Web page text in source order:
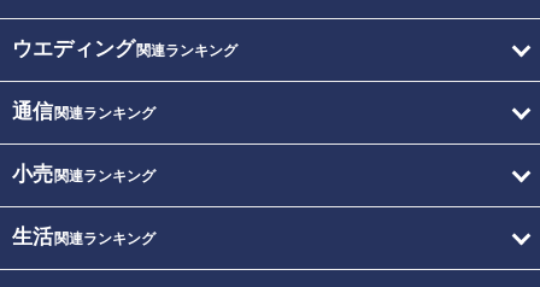
ウエディング関連ランキング
通信関連ランキング
小売関連ランキング
生活関連ランキング